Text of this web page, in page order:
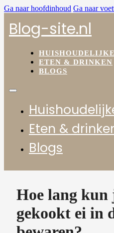
Ga naar hoofdinhoud Ga naar
Blog-site.nl
ETEN & DRINKEN
BLOGS
Eten &
Blogs
Hoe lang kun
gekookt ei in